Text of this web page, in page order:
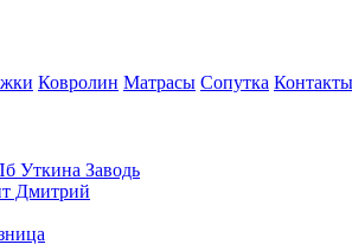
Ковролин Матрасы Сопутка Контакты
Уткина Заводь
Дмитрий